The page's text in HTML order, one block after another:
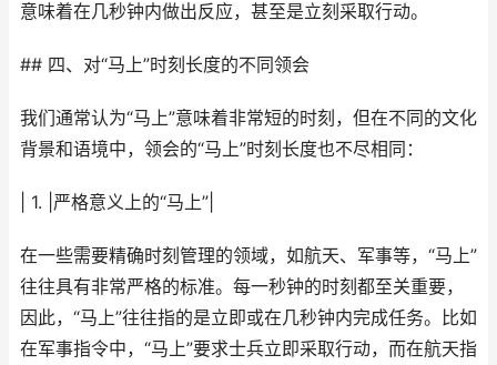
意味着在几秒钟内做出反应，甚至是立刻采取行动。
## 四、对“马上”时刻长度的不同领会
我们通常认为“马上”意味着非常短的时刻，但在不同的文化
背景和语境中，领会的“马上”时刻长度也不尽相同：
| 1. |严格意义上的“马上”|
在一些需要精确时刻管理的领域，如航天、军事等，“马上”
往往具有非常严格的标准。每一秒钟的时刻都至关重要，
因此，“马上”往往指的是立即或在几秒钟内完成任务。比如
在军事指令中，“马上”要求士兵立即采取行动，而在航天指